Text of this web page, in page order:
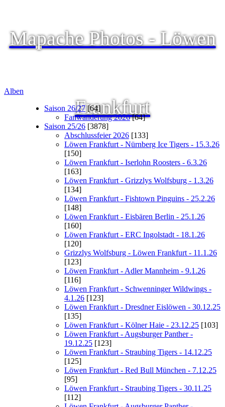
Mapache Photos - Löwen
Frankfurt
Alben
Saison 26/27[64]
Fanwanderung 2026[64]
Saison 25/26 [3878]
Abschlussfeier 2026 [133]
Löwen Frankfurt - Nürnberg Ice Tigers - 15.3.26
[150]
Löwen Frankfurt - Iserlohn Roosters - 6.3.26
[163]
Löwen Frankfurt - Grizzlys Wolfsburg - 1.3.26
[134]
Löwen Frankfurt - Fishtown Pinguins - 25.2.26
[148]
Löwen Frankfurt - Eisbären Berlin - 25.1.26
[160]
Löwen Frankfurt - ERC Ingolstadt - 18.1.26
[120]
Grizzlys Wolfsburg - Löwen Frankfurt - 11.1.26
[123]
Löwen Frankfurt - Adler Mannheim - 9.1.26
[116]
Löwen Frankfurt - Schwenninger Wildwings -
4.1.26 [123]
Löwen Frankfurt - Dresdner Eislöwen - 30.12.25
[135]
Löwen Frankfurt - Kölner Haie - 23.12.25 [103]
Löwen Frankfurt - Augsburger Panther -
19.12.25 [123]
Löwen Frankfurt - Straubing Tigers - 14.12.25
[125]
Löwen Frankfurt - Red Bull München - 7.12.25
[95]
Löwen Frankfurt - Straubing Tigers - 30.11.25
[112]